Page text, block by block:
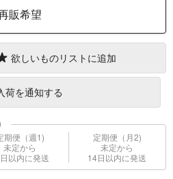
販希望
欲しいものリストに追加
荷を通知する
期便（週1)
未定から
以内に発送
定期便（月2)
未定から
14日以内に発送